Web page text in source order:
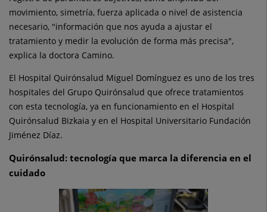
movimiento, simetría, fuerza aplicada o nivel de asistencia
necesario, "información que nos ayuda a ajustar el
tratamiento y medir la evolución de forma más precisa",
explica la doctora Camino.
El Hospital Quirónsalud Miguel Domínguez es uno de los tres
hospitales del Grupo Quirónsalud que ofrece tratamientos
con esta tecnología, ya en funcionamiento en el Hospital
Quirónsalud Bizkaia y en el Hospital Universitario Fundación
Jiménez Díaz.
Quirónsalud: tecnología que marca la diferencia en el
cuidado